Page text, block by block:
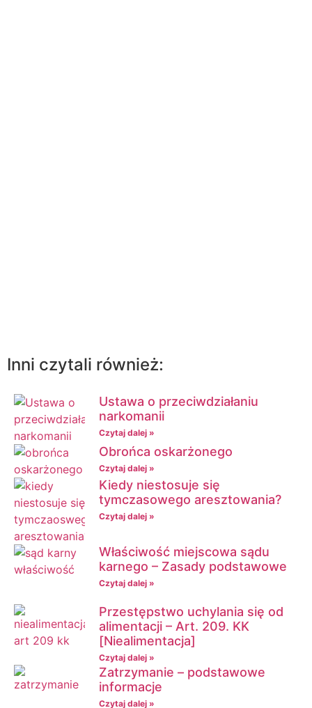
Inni czytali również:
Ustawa o przeciwdziałaniu
narkomanii
Czytaj dalej »
Obrońca oskarżonego
Czytaj dalej »
Kiedy niestosuje się
tymczasowego aresztowania?
Czytaj dalej »
Właściwość miejscowa sądu
karnego – Zasady podstawowe
Czytaj dalej »
Przestępstwo uchylania się od
alimentacji – Art. 209. KK
[Niealimentacja]
Czytaj dalej »
Zatrzymanie – podstawowe
informacje
Czytaj dalej »